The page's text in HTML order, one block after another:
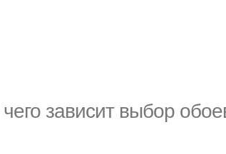
зависит выбор